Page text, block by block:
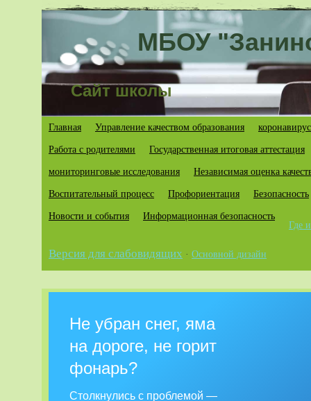
МБОУ
Сайт школы
Главная Управление качеством образования коронавирус
Работа с родителями Государственная итоговая аттестация
мониторинговые исследования Независимая оценка
Воспитательный процесс Профориентация Безопасность
Новости и события
Информационная безопасность
Где
Версия для слабовидящих · Основной дизайн
Не убран снег, яма
на дороге, не горит
фонарь?
Столкнулись с проблемой —